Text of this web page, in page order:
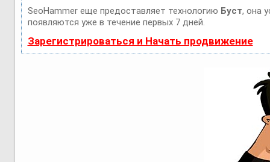
SeoHammer еще предоставляет технологию Буст, она
появляются уже в течение первых 7 дней.
Зарегистрироваться и Начать продвижение